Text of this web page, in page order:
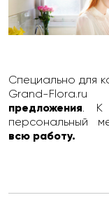
Специально для
Grand-
предложения. К
персональный
всю работу.